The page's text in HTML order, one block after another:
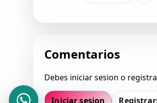
Comentarios
Debes iniciar sesion o
Iniciar sesion